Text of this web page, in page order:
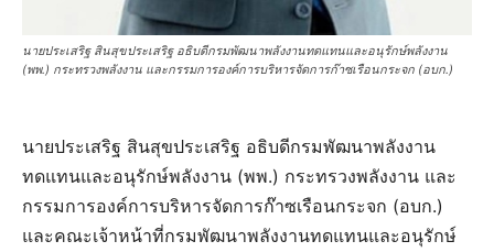
​นายประเสริฐ สินสุขประเสริฐ อธิบดีกรมพัฒนาพลังงานทดแทนและอนุรักษ์พลังงาน
(พพ.) กระทรวงพลังงาน และกรรมการองค์การบริหารจัดการก๊าซเรือนกระจก (อบก.)
นายประเสริฐ สินสุขประเสริฐ อธิบดีกรมพัฒนาพลังงาน
ทดแทนและอนุรักษ์พลังงาน (พพ.) กระทรวงพลังงาน และ
กรรมการองค์การบริหารจัดการก๊าซเรือนกระจก (อบก.)
และคณะเจ้าหน้าที่กรมพัฒนาพลังงานทดแทนและอนุรักษ์